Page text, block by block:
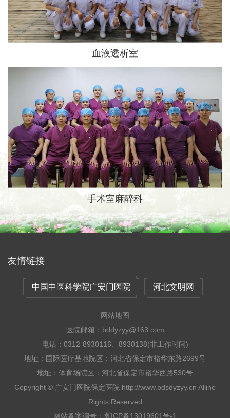
血液透析室
手术室麻醉科
友情链接
中国中医科学院广安门医院 河北文明网
网站地图
医院邮箱：bddyzyy@163.com
电话：0312-8930116、8930138(非工作时间)
地址：国际医疗基地院区：河北省保定市裕华东路2699号
地址：体育场院区：河北省保定市裕华西路530号
Copyright © 广安门医院保定医院 http://www.bdsdyzyy.cn Alline
Rights Reserved
网站备案编号：冀ICP备13019601号-1